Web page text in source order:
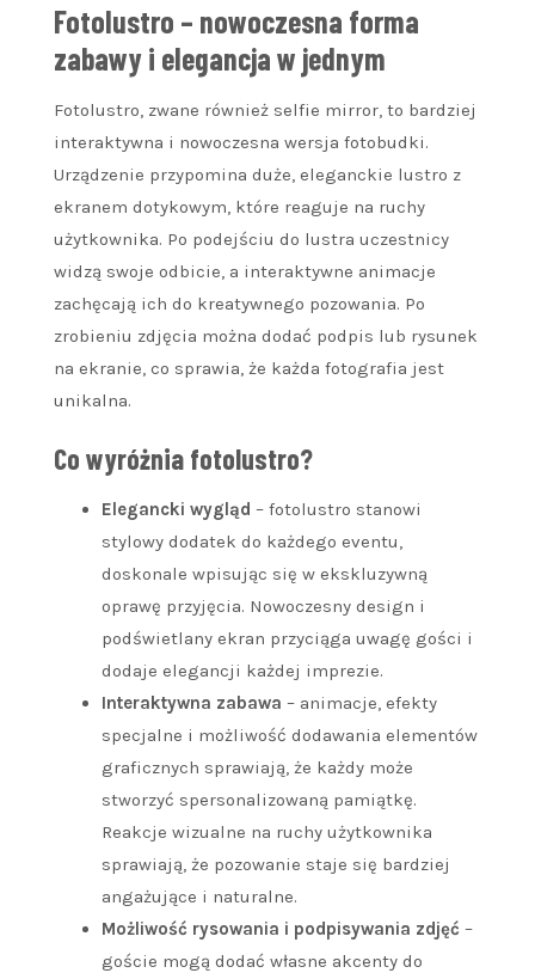
Fotolustro – nowoczesna forma
zabawy i elegancja w jednym
Fotolustro, zwane również selfie mirror, to bardziej
interaktywna i nowoczesna wersja fotobudki.
Urządzenie przypomina duże, eleganckie lustro z
ekranem dotykowym, które reaguje na ruchy
użytkownika. Po podejściu do lustra uczestnicy
widzą swoje odbicie, a interaktywne animacje
zachęcają ich do kreatywnego pozowania. Po
zrobieniu zdjęcia można dodać podpis lub rysunek
na ekranie, co sprawia, że każda fotografia jest
unikalna.
Co wyróżnia fotolustro?
Elegancki wygląd – fotolustro stanowi
stylowy dodatek do każdego eventu,
doskonale wpisując się w ekskluzywną
oprawę przyjęcia. Nowoczesny design i
podświetlany ekran przyciąga uwagę gości i
dodaje elegancji każdej imprezie.
Interaktywna zabawa – animacje, efekty
specjalne i możliwość dodawania elementów
graficznych sprawiają, że każdy może
stworzyć spersonalizowaną pamiątkę.
Reakcje wizualne na ruchy użytkownika
sprawiają, że pozowanie staje się bardziej
angażujące i naturalne.
Możliwość rysowania i podpisywania zdjęć –
goście mogą dodać własne akcenty do